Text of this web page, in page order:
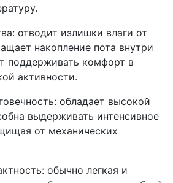
отводит излишки влаги от
накопление пота внутри
поддерживать комфорт в
активности.
обладает высокой
выдерживать интенсивное
от механических
обычно легкая и